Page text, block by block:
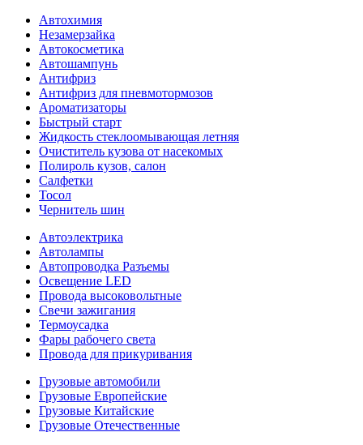
Автохимия
Незамерзайка
Автокосметика
Автошампунь
Антифриз
Антифриз для пневмотормозов
Ароматизаторы
Быстрый старт
Жидкость стеклоомывающая летняя
Очиститель кузова от насекомых
Полироль кузов, салон
Салфетки
Тосол
Чернитель шин
Автоэлектрика
Автолампы
Автопроводка Разъемы
Освещение LED
Провода высоковольтные
Свечи зажигания
Термоусадка
Фары рабочего света
Провода для прикуривания
Грузовые автомобили
Грузовые Европейские
Грузовые Китайские
Грузовые Отечественные